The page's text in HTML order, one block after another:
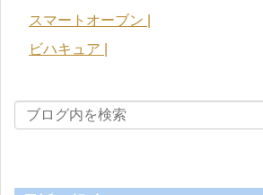
スマートオーブン |
ビハキュア |